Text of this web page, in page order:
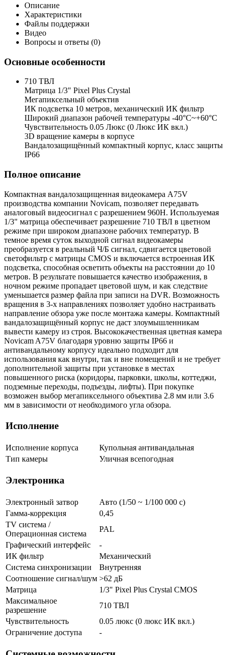
Описание
Характеристики
Файлы поддержки
Видео
Вопросы и ответы (0)
Основные особенности
710 ТВЛ
Матрица 1/3" Pixel Plus Crystal
Мегапиксельный объектив
ИК подсветка 10 метров, механический ИК фильтр
Широкий диапазон рабочей температуры -40°С~+60°С
Чувствительность 0.05 Люкс (0 Люкс ИК вкл.)
3D вращение камеры в корпусе
Вандалозащищённый компактный корпус, класс защиты
IP66
Полное описание
Компактная вандалозащищенная видеокамера A75V
производства компании Novicam, позволяет передавать
аналоговый видеосигнал с разрешением 960H. Используемая
1/3" матрица обеспечивает разрешение 710 ТВЛ в цветном
режиме при широком диапазоне рабочих температур. В
темное время суток выходной сигнал видеокамеры
преобразуется в реальный Ч/Б сигнал, сдвигается цветовой
светофильтр с матрицы CMOS и включается встроенная ИК
подсветка, способная осветить объекты на расстоянии до 10
метров. В результате повышается качество изображения, в
ночном режиме пропадает цветовой шум, и как следствие
уменьшается размер файла при записи на DVR. Возможность
вращения в 3-х направлениях позволяет удобно настраивать
направление обзора уже после монтажа камеры. Компактный
вандалозащищённый корпус не даст злоумышленникам
вывести камеру из строя. Высококачественная цветная камера
Novicam A75V благодаря уровню защиты IP66 и
антивандальному корпусу идеально подходит для
использования как внутри, так и вне помещений и не требует
дополнительной защиты при установке в местах
повышенного риска (коридоры, парковки, школы, коттеджи,
подземные переходы, подъезды, лифты). При покупке
возможен выбор мегапиксельного объектива 2.8 мм или 3.6
мм в зависимости от необходимого угла обзора.
Исполнение
Исполнение корпуса
Купольная антивандальная
Тип камеры
Уличная всепогодная
Электроника
Электронный затвор
Авто (1/50 ~ 1/100 000 с)
Гамма-коррекция
0,45
TV система /
Операционная система
PAL
Графический интерфейс
-
ИК фильтр
Механический
Система синхронизации
Внутренняя
Соотношение сигнал/шум >62 дБ
Матрица
1/3" Pixel Plus Crystal CMOS
Максимальное
разрешение
710 ТВЛ
Чувствительность
0.05 люкс (0 люкс ИК вкл.)
Ограничение доступа
-